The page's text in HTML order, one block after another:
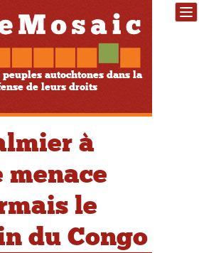
autochtones dans la
de leurs droits
à
le
du Congo